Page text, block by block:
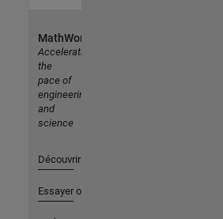
MathWorks
Accelerating
the
pace of
engineering
and
science
Découvrir les produits
Essayer ou acheter